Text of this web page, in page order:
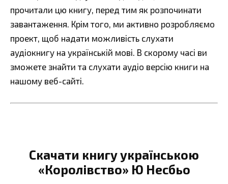
прочитали цю книгу, перед тим як розпочинати
завантаження. Крім того, ми активно розробляємо
проект, щоб надати можливість слухати
аудіокнигу на українській мові. В скорому часі ви
зможете знайти та слухати аудіо версію книги на
нашому веб-сайті.
Скачати книгу українською
«Королівство» Ю Несбьо